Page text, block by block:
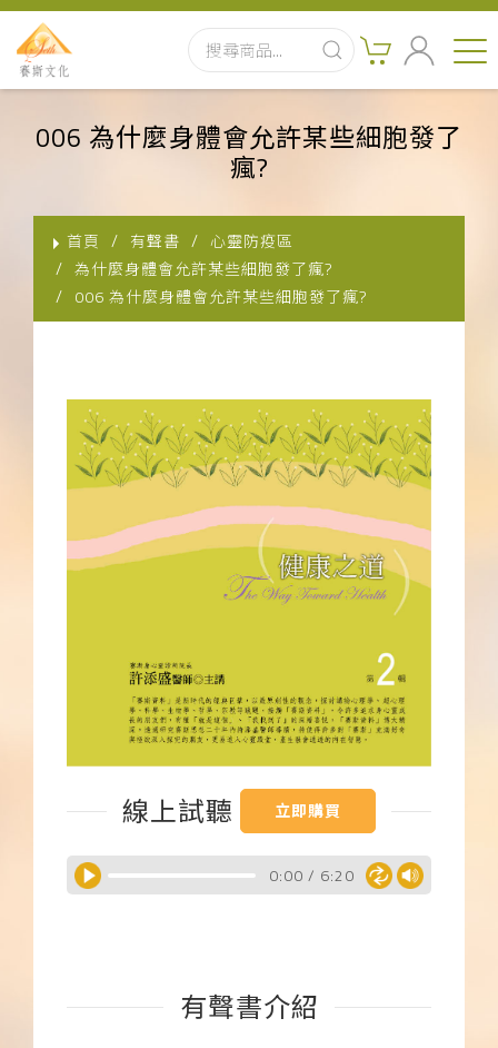
最新消息
實體出版品
訂閱制有聲書
關於我們
聯絡客服
下載APP
常見問題
006 為什麼身體會允許某些細胞發了
瘋?
首頁 有聲書
心靈防疫區
為什麼身體會允許某些細胞發了瘋?
006 為什麼身體會允許某些細胞發了瘋?
線上試聽 立即購買
0:00 / 6:20
有聲書介紹